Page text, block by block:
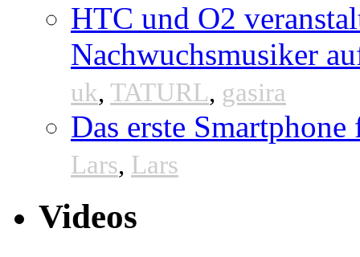
HTC und O2
Nachwuchsmusiker
uk, TATURL, gasira
Das erste
Lars, Lars
Videos